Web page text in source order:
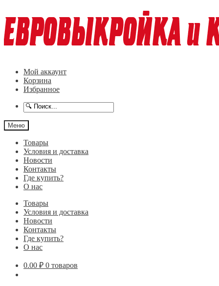
к
навигации
к
содержимому
Мой аккаунт
Корзина
Избранное
Меню
Товары
Условия и доставка
Новости
Контакты
Где купить?
О нас
Товары
Условия и доставка
Новости
Контакты
Где купить?
О нас
0.00 ₽ 0 товаров